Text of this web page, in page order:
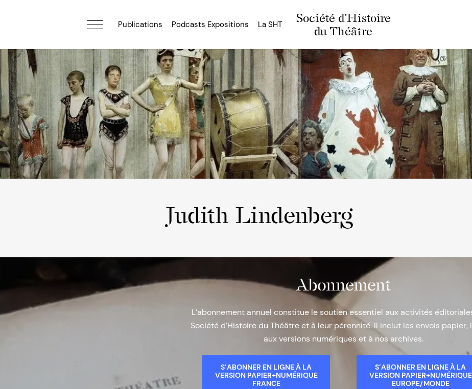
Société d'Histoire
du Théâtre
Publications Podcasts Expositions La SHT
Judith Lindenberg
Abonnement
L’abonnement annuel constitue le soutien essentiel aux activités
Société d’Histoire du Théâtre et à leur pérennité. Il inclut les envois papier,
aux versions numériques et à nos archives.
S’ABONNER EN LIGNE À LA
VERSION PAPIER+NUMÉRIQUE
FRANCE
S’ABONNER EN LIGNE À LA
VERSION PAPIER+NUMÉRIQUE
EUROPE/MONDE